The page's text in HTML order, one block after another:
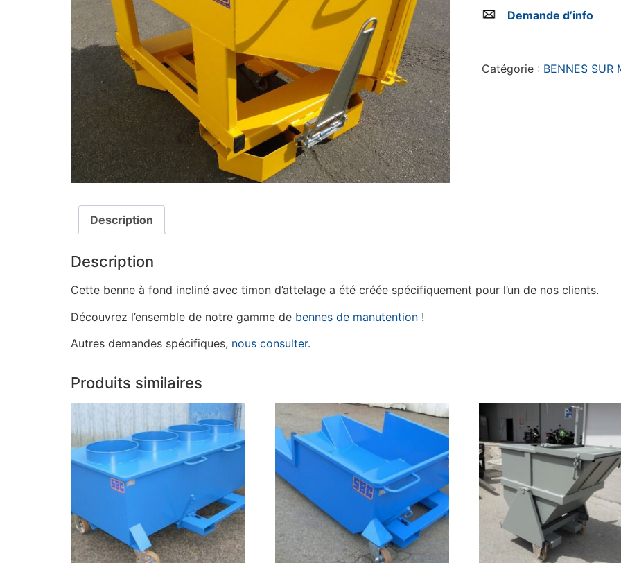
Demande d’info
Catégorie : BENNES SUR
Description
Description
Cette benne à fond incliné avec timon d’attelage a été créée spécifiquement pour l’un de nos clients.
Découvrez l’ensemble de notre gamme de bennes de manutention !
Autres demandes spécifiques, nous consulter.
Produits similaires